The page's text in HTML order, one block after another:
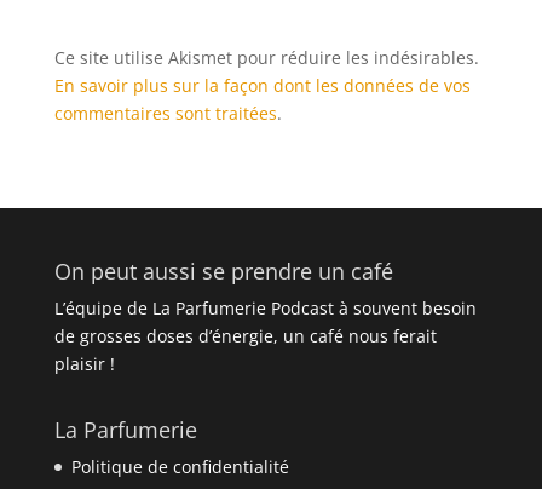
Ce site utilise Akismet pour réduire les indésirables.
En savoir plus sur la façon dont les données de vos
commentaires sont traitées.
On peut aussi se prendre un café
L’équipe de La Parfumerie Podcast à souvent besoin
de grosses doses d’énergie, un café nous ferait
plaisir !
La Parfumerie
Politique de confidentialité